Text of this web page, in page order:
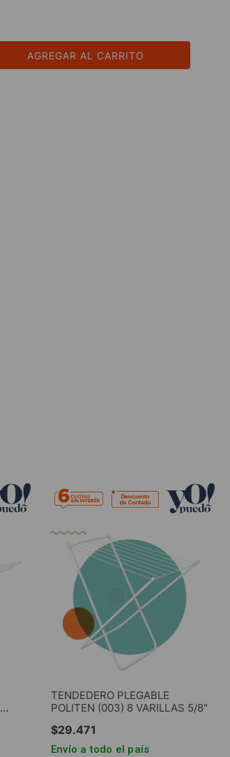
AGREGAR AL CARRITO
TENDEDERO PLEGABLE
POLITEN (003) 8 VARILLAS 5/8"
$29.471
Envío a todo el país